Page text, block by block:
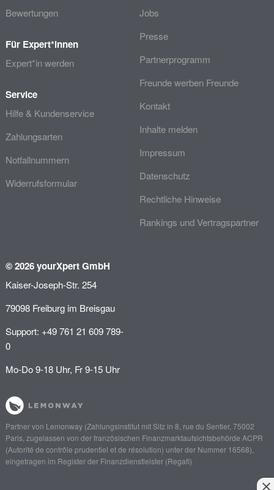
Bewertungen
Für Expert*innen
Expert*in werden
Service
Hilfe & Kundenservice
Zahlungsarten
Notfallnummern
Widerrufsformular
Jobs
Presse
Partnerprogramm
Freunde werben Freunde
Kontakt
Inhalte melden
Impressum
Datenschutz
Rechtliche Hinweise
Rankings und Vertragspartner
© 2026 yourXpert GmbH
Kaiser-Joseph-Str. 254
79098 Freiburg im Breisgau
Support: +49 761 21 609 789-
0
Mo-Do 9-18 Uhr, Fr 9-15 Uhr
Partner von Lemonway(Zahlungsinstitut mit Sitz in 8, rue du Sentier, 75002
Paris, zugelassen von der französischen Finanzmarktaufsichtsbehörde ACPR
(Autorité de contrôle prudentiel et de résolution) unter der Nummer 16568),
eingetragen im Register der Finanzdienstleister (Regafi)